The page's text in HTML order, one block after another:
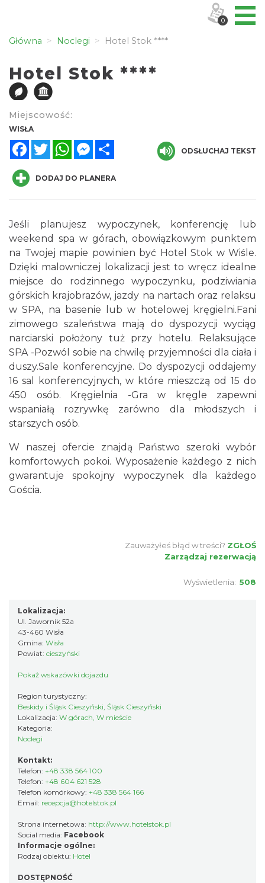
Główna Noclegi Hotel Stok ****
Hotel Stok ****
Miejscowość:
WISŁA
FacebookTwitterWhatsAppMessenger
ODSŁUCHAJ TEKST
DODAJ DO PLANERA
Jeśli planujesz wypoczynek, konferencję lub
weekend spa w górach, obowiązkowym punktem
na Twojej mapie powinien być Hotel Stok w Wiśle.
Dzięki malowniczej lokalizacji jest to wręcz idealne
miejsce do rodzinnego wypoczynku, podziwiania
górskich krajobrazów, jazdy na nartach oraz relaksu
w SPA, na basenie lub w hotelowej kręgielni.Fani
zimowego szaleństwa mają do dyspozycji wyciąg
narciarski położony tuż przy hotelu. Relaksujące
SPA -Pozwól sobie na chwilę przyjemności dla ciała i
duszy.Sale konferencyjne. Do dyspozycji oddajemy
16 sal konferencyjnych, w które mieszczą od 15 do
450 osób. Kręgielnia -Gra w kręgle zapewni
wspaniałą rozrywkę zarówno dla młodszych i
starszych osób.
W naszej ofercie znajdą Państwo szeroki wybór
komfortowych pokoi. Wyposażenie każdego z nich
gwarantuje spokojny wypoczynek dla każdego
Gościa.
Zauważyłeś błąd w treści? ZGŁOŚ
Zarządzaj rezerwacją
Wyświetlenia: 508
Lokalizacja:
Ul. Jawornik 52a
43-460 Wisła
Gmina: Wisła
Powiat: cieszyński
Pokaż wskazówki dojazdu
Region turystyczny:
Beskidy i Śląsk Cieszyński, Śląsk Cieszyński
Lokalizacja: W górach, W mieście
Kategoria:
Noclegi
Kontakt:
Telefon: +48 338 564 100
Telefon: +48 604 621 528
Telefon komórkowy: +48 338 564 166
Email: recepcja@hotelstok.pl
Strona internetowa: http://www.hotelstok.pl
Social media: Facebook
Informacje ogólne:
Rodzaj obiektu: Hotel
DOSTĘPNOŚĆ
0